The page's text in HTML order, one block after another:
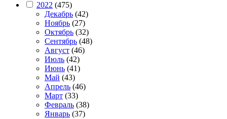
2022 (475)
Декабрь (42)
Ноябрь (27)
Октябрь (32)
Сентябрь (48)
Август (46)
Июль (42)
Июнь (41)
Май (43)
Апрель (46)
Март (33)
Февраль (38)
Январь (37)